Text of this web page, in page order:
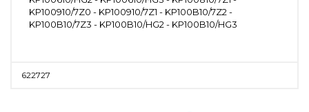
KP100910/7Z0 - KP100910/7Z1 - KP100B10/7Z2 -
KP100B10/7Z3 - KP100B10/HG2 - KP100B10/HG3
622727